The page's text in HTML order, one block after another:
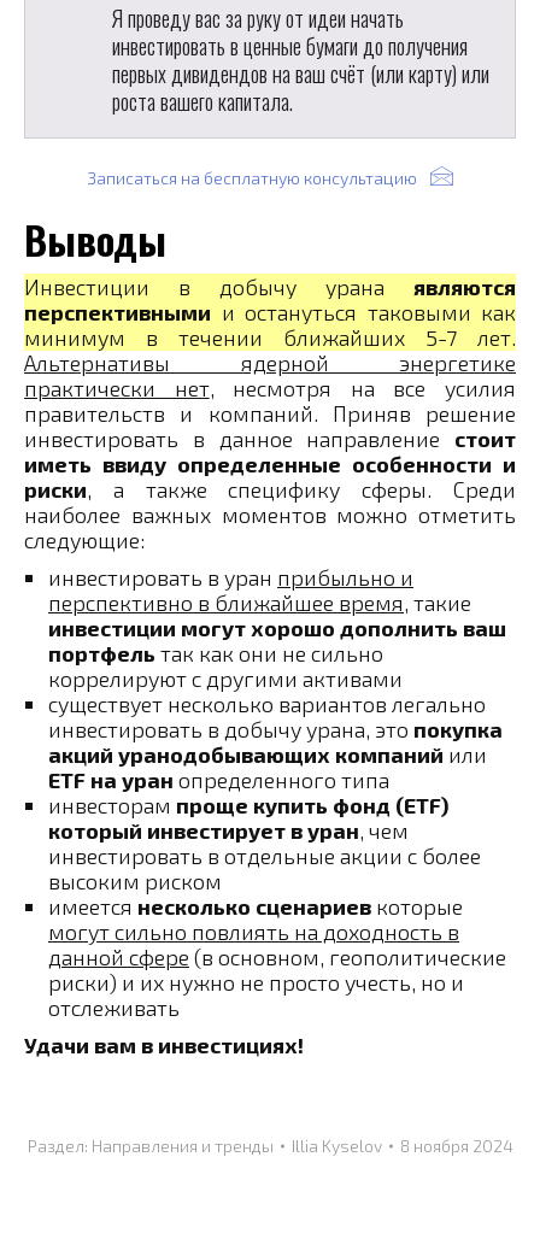
Я проведу вас за руку от идеи начать
инвестировать в ценные бумаги до получения
первых дивидендов на ваш счёт (или карту) или
роста вашего капитала.
Записаться на бесплатную консультацию
Выводы
Инвестиции в добычу урана являются
перспективными и остануться таковыми как
минимум в течении ближайших 5-7 лет.
Альтернативы ядерной энергетике
практически нет, несмотря на все усилия
правительств и компаний. Приняв решение
инвестировать в данное направление стоит
иметь ввиду определенные особенности и
риски, а также специфику сферы. Среди
наиболее важных моментов можно отметить
следующие:
инвестировать в уран прибыльно и
перспективно в ближайшее время, такие
инвестиции могут хорошо дополнить ваш
портфель так как они не сильно
коррелируют с другими активами
существует несколько вариантов легально
инвестировать в добычу урана, это покупка
акций уранодобывающих компаний или
ETF на уран определенного типа
инвесторам проще купить фонд (ETF)
который инвестирует в уран, чем
инвестировать в отдельные акции с более
высоким риском
имеется несколько сценариев которые
могут сильно повлиять на доходность в
данной сфере (в основном, геополитические
риски) и их нужно не просто учесть, но и
отслеживать
Удачи вам в инвестициях!
Раздел: Направления и тренды Illia Kyselov 8 ноября 2024